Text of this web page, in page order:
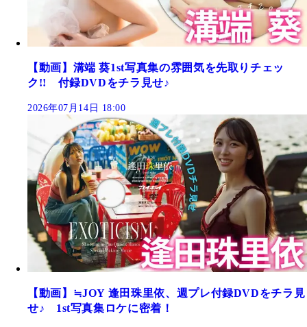
【動画】溝端 葵1st写真集の雰囲気を先取りチェッ
ク!! 付録DVDをチラ見せ♪
2026年07月14日 18:00
【動画】≒JOY 逢田珠里依、週プレ付録DVDをチラ見
せ♪ 1st写真集ロケに密着！